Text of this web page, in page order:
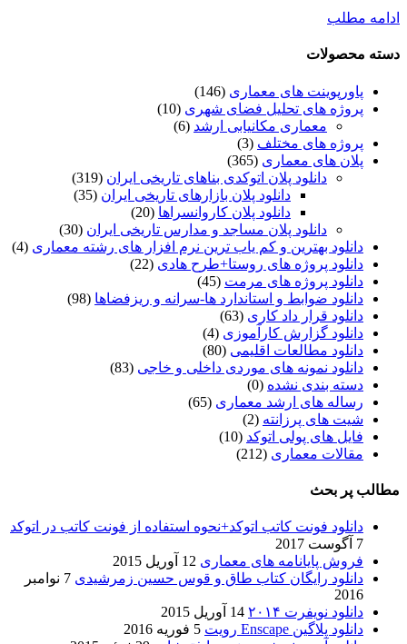
ادامه مطلب
دسته محصولات
پاورپوینت های معماری (146)
پروژه های تحلیل فضای شهری (10)
معماری مکانیابی ارشد (6)
پروژه های مختلف (3)
پلان های معماری (365)
دانلود پلان اتوکدی بناهای تاریخی ایران (319)
دانلود پلان بازارهای تاریخی ایران (35)
دانلود پلان کاروانسراها (20)
دانلود پلان مساجد و مدارس تاریخی ایران (30)
دانلود بهترین و کم یاب ترین نرم افزار های رشته معماری (4)
دانلود پروژه های روستا+طرح هادی (22)
دانلود پروژه های مرمت (45)
دانلود ضوابط و استاندارد ها-سرانه و ریزفضاها (98)
دانلود قرار داد کاری (63)
دانلود گزارش کارآموزی (4)
دانلود مطالعات اقلیمی (80)
دانلود نمونه های موردی داخلی و خاجی (83)
دسته بندی نشده (0)
رساله های ارشد معماری (65)
شیت های پرزانته (2)
فایل های پولی اتوکد (10)
مقالات معماری (212)
مطالب پر بحث
دانلود فونت کاتب اتوکد+نحوه استفاده از فونت کاتب در اتوکد
7 آگوست 2017
فروش پایانامه های معماری 12 آوریل 2015
دانلود رایگان کتاب طاق و قوس حسین زمرشیدی
7 نوامبر
2016
دانلود نویفرت ۲۰۱۴
14 آوریل 2015
دانلود پلاگین Enscape رویت
5 فوریه 2016